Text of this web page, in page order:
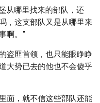
从哪里找来的部队，还
，这支部队又是从哪里来
啊。”
盗匪首领，也只能眼睁睁
大势已去的他也不会傻乎
面，就不信这些部队还能